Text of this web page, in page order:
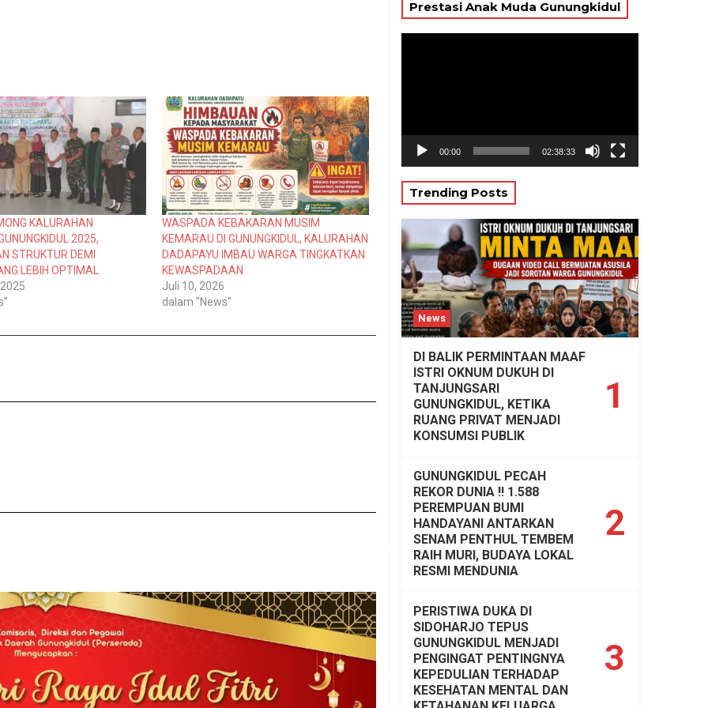
KALURAHAN
2025,
STRUKTUR DEMI
LEBIH OPTIMAL
WASPADA KEBAKARAN MUSIM
KEMARAU DI GUNUNGKIDUL, KALURAHAN
DADAPAYU IMBAU WARGA TINGKATKAN
KEWASPADAAN
Juli 10, 2026
dalam "News"
Prestasi Anak Muda Gunungkidul
00:00 02:38:33
Trending Posts
News
1
DI BALIK PERMINTAAN MAAF
ISTRI OKNUM DUKUH DI
TANJUNGSARI
GUNUNGKIDUL, KETIKA
RUANG PRIVAT MENJADI
KONSUMSI PUBLIK
2
GUNUNGKIDUL PECAH
REKOR DUNIA !! 1.588
PEREMPUAN BUMI
HANDAYANI ANTARKAN
SENAM PENTHUL TEMBEM
RAIH MURI, BUDAYA LOKAL
RESMI MENDUNIA
3
PERISTIWA DUKA DI
SIDOHARJO TEPUS
GUNUNGKIDUL MENJADI
PENGINGAT PENTINGNYA
KEPEDULIAN TERHADAP
KESEHATAN MENTAL DAN